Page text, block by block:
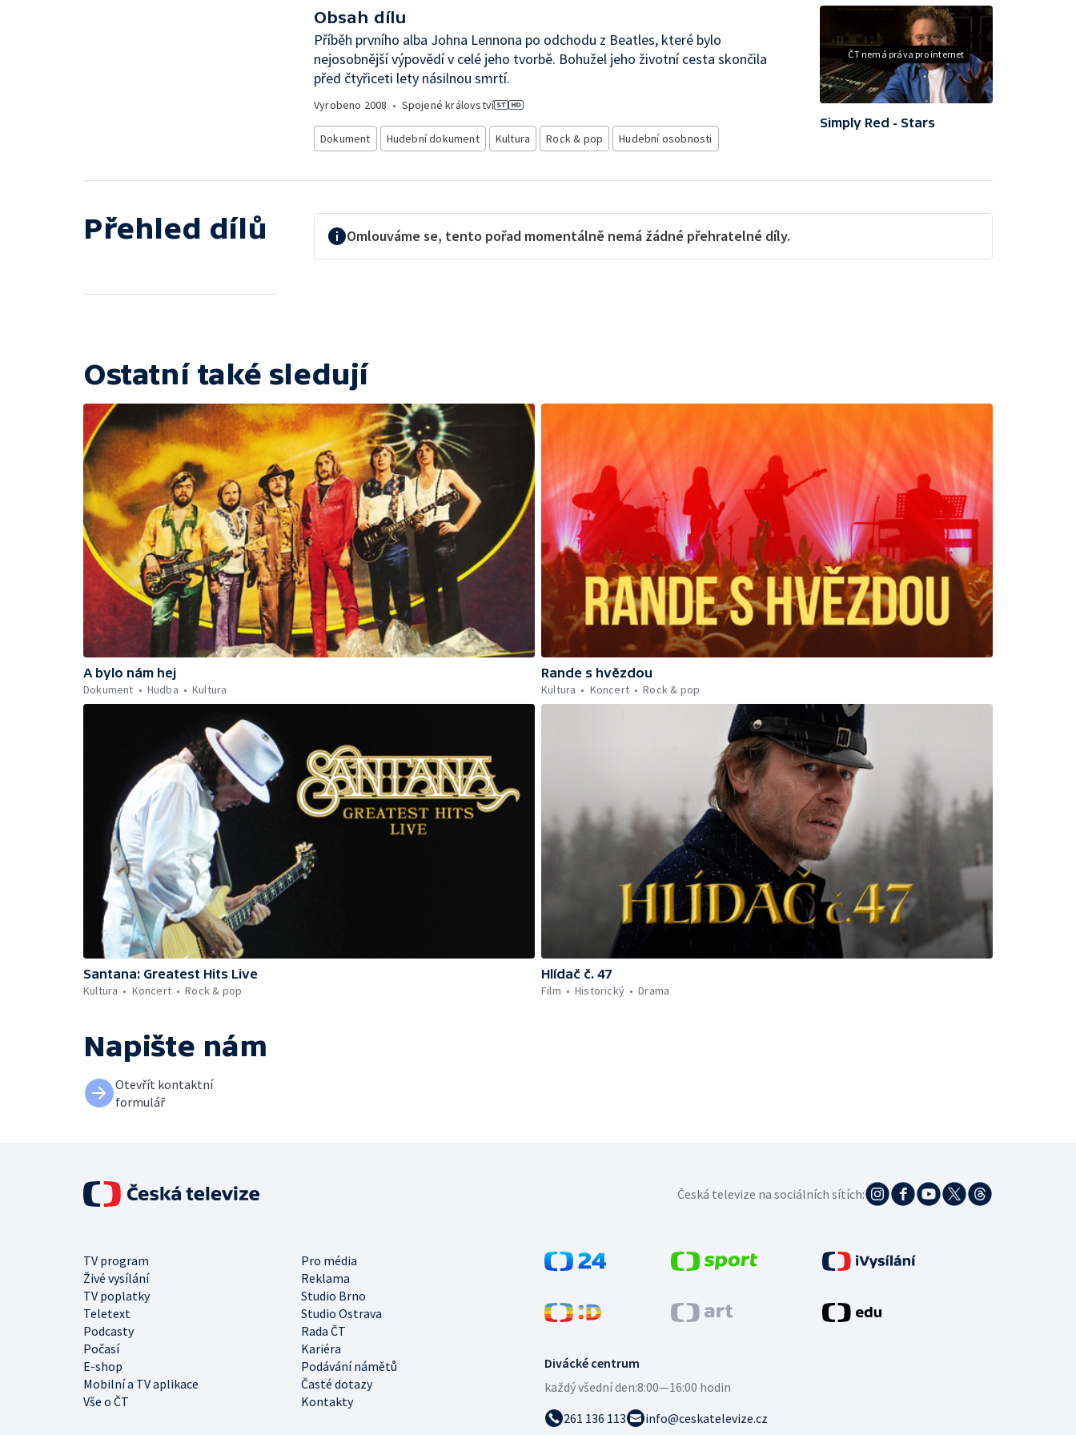
Obsah dílu
Příběh prvního alba Johna Lennona po odchodu z Beatles, které bylo
nejosobnější výpovědí v celé jeho tvorbě. Bohužel jeho životní cesta skončila
před čtyřiceti lety násilnou smrtí.
Vyrobeno 2008 • Spojené království
Dokument Hudební dokument Kultura Rock & pop Hudební osobnosti
ČT nemá práva pro internet
Simply Red - Stars
Přehled dílů Omlouváme se, tento pořad momentálně nemá žádné přehratelné díly.
Ostatní také sledují
A bylo nám hej
Dokument
Hudba Kultura
Rande s hvězdou
Kultura
Koncert Rock & pop
Santana: Greatest Hits Live
Kultura
Koncert Rock & pop
Hlídač č. 47
Film
Historický Drama
Napište nám
Otevřít kontaktní
formulář
Divácké centrum
každý všední den:8:00—16:00 hodin
261 136 113
info@ceskatelevize.cz
TV program
Pro média
Živé vysílání
Reklama
TV poplatky
Studio Brno
Teletext
Studio Ostrava
Podcasty
Rada ČT
Počasí
Kariéra
E-shop
Podávání námětů
Mobilní a TV aplikace
Časté dotazy
Vše o ČT
Kontakty
Česká televize na sociálních sítích: